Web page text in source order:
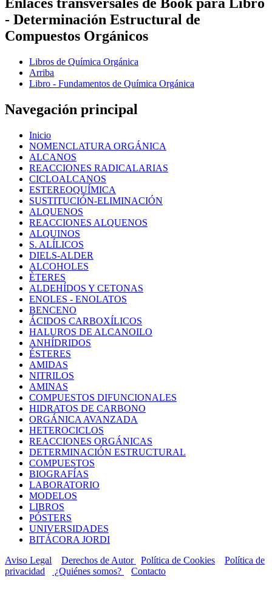
Enlaces transversales de Book para Libro
- Determinación Estructural de
Compuestos Orgánicos
Libros de Química Orgánica
Arriba
Libro - Fundamentos de Química Orgánica
Navegación principal
Inicio
NOMENCLATURA ORGÁNICA
ALCANOS
REACCIONES RADICALARIAS
CICLOALCANOS
ESTEREOQUÍMICA
SUSTITUCIÓN-ELIMINACIÓN
ALQUENOS
REACCIONES ALQUENOS
ALQUINOS
S. ALÍLICOS
DIELS-ALDER
ALCOHOLES
ÈTERES
ALDEHÍDOS Y CETONAS
ENOLES - ENOLATOS
BENCENO
ÁCIDOS CARBOXÍLICOS
HALUROS DE ALCANOILO
ANHÍDRIDOS
ÉSTERES
AMIDAS
NITRILOS
AMINAS
COMPUESTOS DIFUNCIONALES
HIDRATOS DE CARBONO
ORGÁNICA AVANZADA
HETEROCICLOS
REACCIONES ORGÁNICAS
DETERMINACIÓN ESTRUCTURAL
COMPUESTOS
BIOGRAFÍAS
LABORATORIO
MODELOS
LIBROS
PÓSTERS
UNIVERSIDADES
BITÁCORA JORDI
Aviso Legal
Derechos de Autor Política de Cookies
Política de
privacidad
¿Quiénes somos? Contacto